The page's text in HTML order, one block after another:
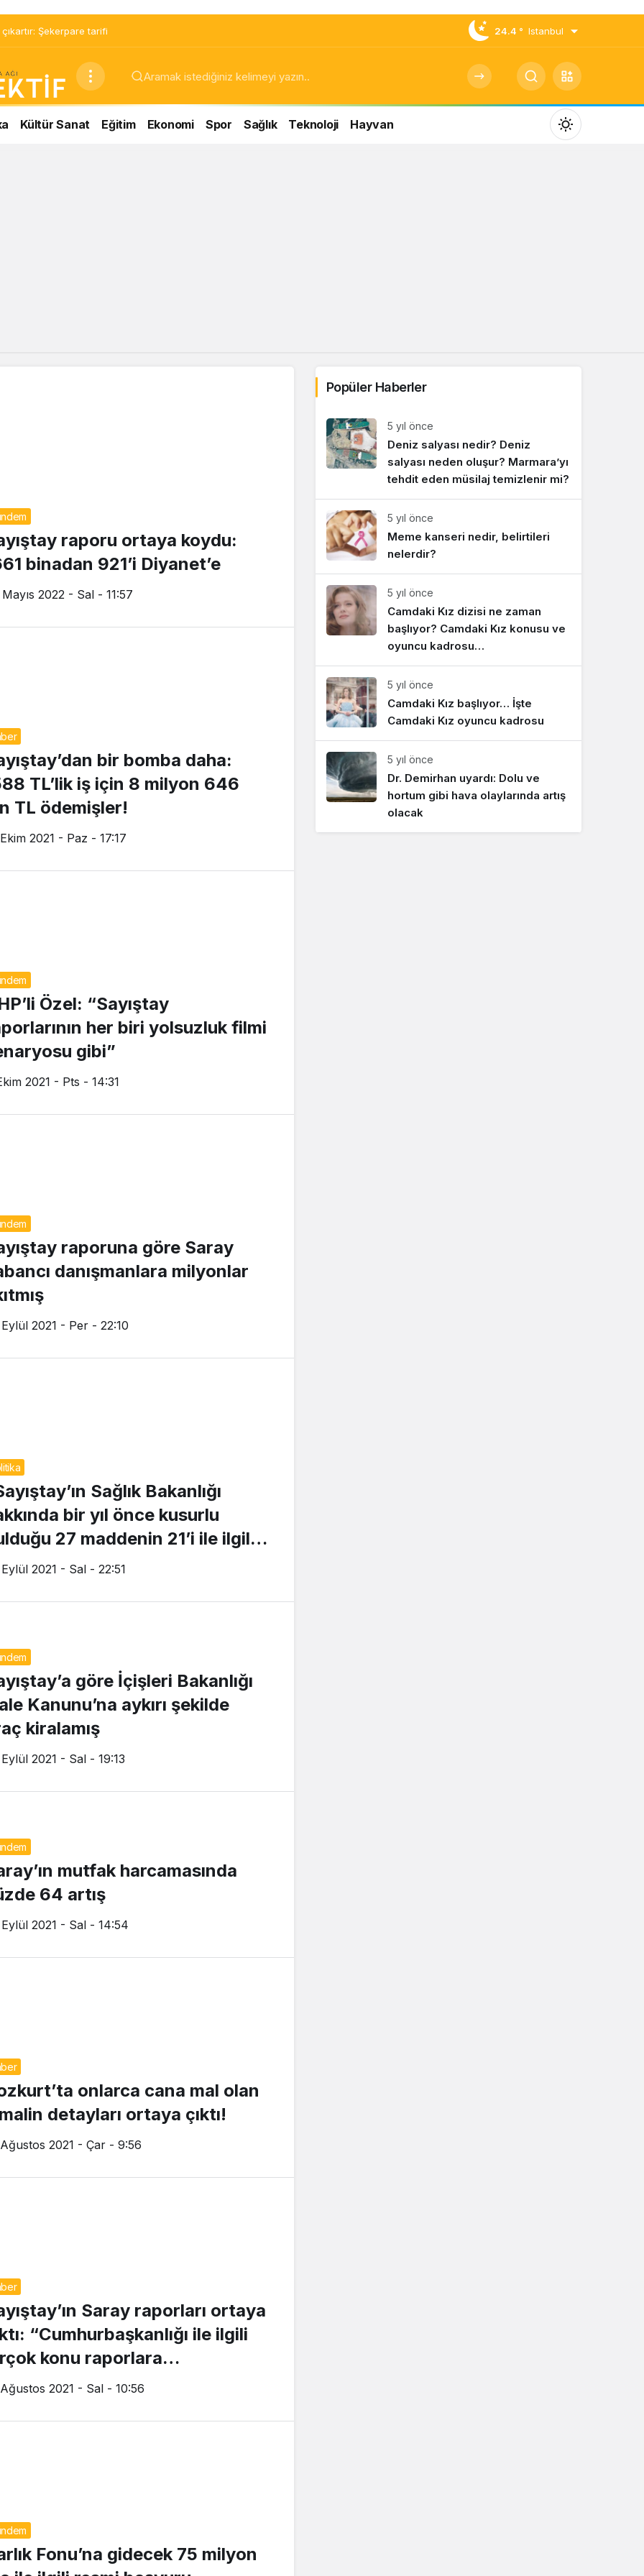
Şekerpare tarifi 24.4 ° Istanbul
Kültür Sanat Eğitim Ekonomi Spor Sağlık Teknoloji Hayvan
Mod
değiştir
raporu ortaya koydu:
binadan 921’i Diyanet’e
2022 - Sal - 11:57
bir bomba daha:
TL’lik iş için 8 milyon 646
TL ödemişler!
2021 - Paz - 17:17
Özel: “Sayıştay
her biri yolsuzluk filmi
gibi”
2021 - Pts - 14:31
raporuna göre Saray
danışmanlara milyonlar
2021 - Per - 22:10
Sağlık Bakanlığı
bir yıl önce kusurlu
27 maddenin 21’i ile ilgili
işlem yapılmadı”
2021 - Sal - 22:51
göre İçişleri Bakanlığı
Kanunu’na aykırı şekilde
kiralamış
2021 - Sal - 19:13
mutfak harcamasında
64 artış
2021 - Sal - 14:54
onlarca cana mal olan
detayları ortaya çıktı!
2021 - Çar - 9:56
Saray raporları ortaya
“Cumhurbaşkanlığı ile ilgili
konu raporlara
2021 - Sal - 10:56
Fonu’na gidecek 75 milyon
Popüler Haberler
5 yıl önce
Deniz salyası nedir? Deniz
salyası neden oluşur? Marmara’yı
tehdit eden müsilaj temizlenir mi?
5 yıl önce
Meme kanseri nedir, belirtileri
nelerdir?
5 yıl önce
Camdaki Kız dizisi ne zaman
başlıyor? Camdaki Kız konusu ve
oyuncu kadrosu…
5 yıl önce
Camdaki Kız başlıyor… İşte
Camdaki Kız oyuncu kadrosu
5 yıl önce
Dr. Demirhan uyardı: Dolu ve
hortum gibi hava olaylarında artış
olacak